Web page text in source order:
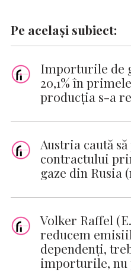
Pe același subiect:
Importurile de
20,1% în
producţia s-a
Austria caută
contractului
gaze din
Volker Raffel
reducem
dependenţi,
importurile, nu